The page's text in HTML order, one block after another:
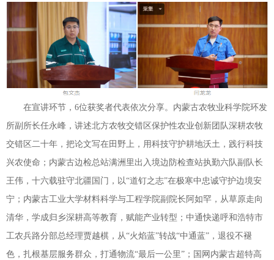
在宣讲环节，6位获奖者代表依次分享。内蒙古农牧业科学院环发
所副所长任永峰，讲述北方农牧交错区保护性农业创新团队深耕农牧
交错区二十年，把论文写在田野上，用科技守护耕地沃土，践行科技
兴农使命；内蒙古边检总站满洲里出入境边防检查站执勤六队副队长
王伟，十六载驻守北疆国门，以“道钉之志”在极寒中忠诚守护边境安
宁；内蒙古工业大学材料科学与工程学院副院长阿如罕，从草原走向
清华，学成归乡深耕高等教育，赋能产业转型；中通快递呼和浩特市
工农兵路分部总经理贾越棋，从“火焰蓝”转战“中通蓝”，退役不褪
色，扎根基层服务群众，打通物流“最后一公里”；国网内蒙古超特高